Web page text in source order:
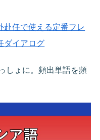
赴任で使える定番フレ
ダイアログ
しょに。頻出単語を頻